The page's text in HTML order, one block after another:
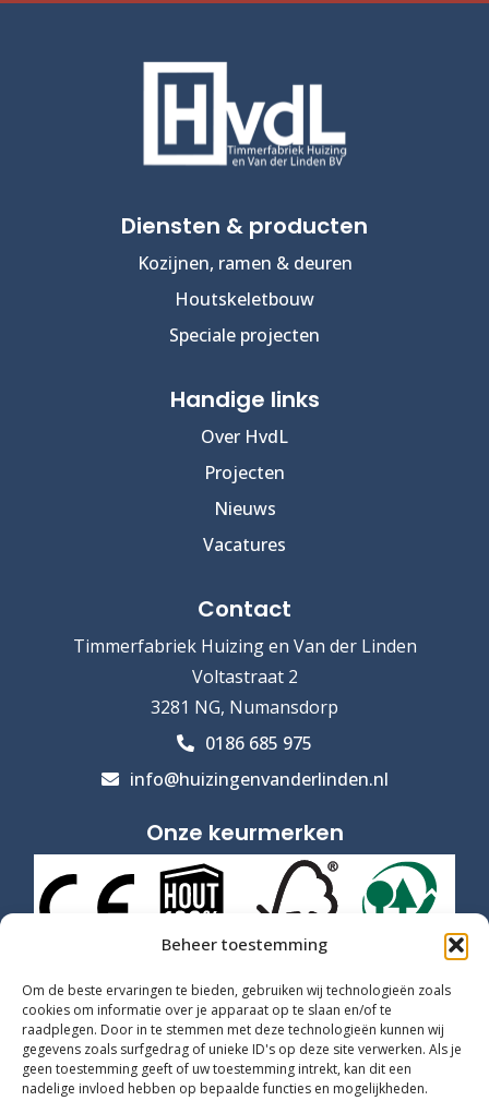
Beheer toestemming
Om de beste ervaringen te bieden, gebruiken wij technologieën zoals
cookies om informatie over je apparaat op te slaan en/of te
raadplegen. Door in te stemmen met deze technologieën kunnen wij
gegevens zoals surfgedrag of unieke ID's op deze site verwerken. Als je
geen toestemming geeft of uw toestemming intrekt, kan dit een
nadelige invloed hebben op bepaalde functies en mogelijkheden.
Diensten & producten
Kozijnen, ramen & deuren
Houtskeletbouw
Speciale projecten
Handige links
Over HvdL
Projecten
Nieuws
Vacatures
Contact
Timmerfabriek Huizing en Van der Linden
Voltastraat 2
3281 NG, Numansdorp
0186 685 975
info@huizingenvanderlinden.nl
Onze keurmerken